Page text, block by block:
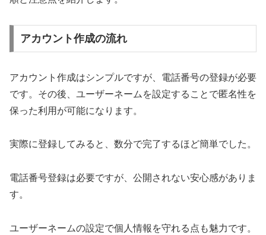
アカウント作成の流れ
アカウント作成はシンプルですが、電話番号の登録が必要
です。その後、ユーザーネームを設定することで匿名性を
保った利用が可能になります。
実際に登録してみると、数分で完了するほど簡単でした。
電話番号登録は必要ですが、公開されない安心感がありま
す。
ユーザーネームの設定で個人情報を守れる点も魅力です。